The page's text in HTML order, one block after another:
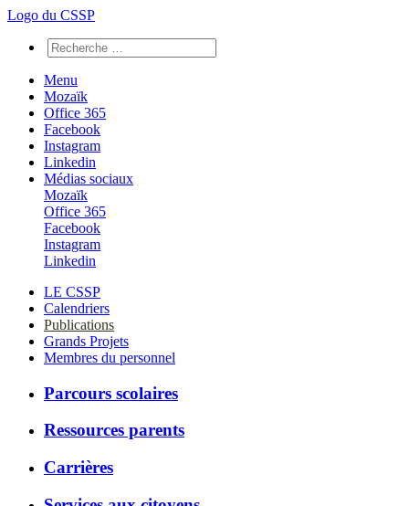
Logo du CSSP
Menu
Mozaïk
Office 365
Facebook
Instagram
Linkedin
Médias sociaux
Mozaïk
Office 365
Facebook
Instagram
Linkedin
LE CSSP
Calendriers
Publications
Grands Projets
Membres du personnel
Parcours scolaires
Ressources parents
Carrières